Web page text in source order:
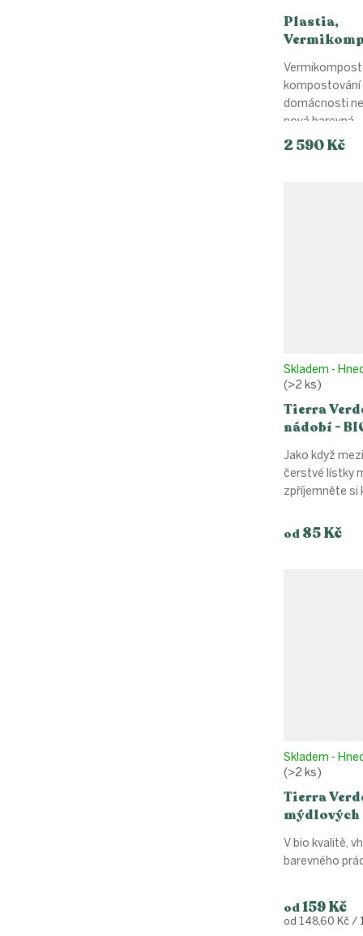
Plastia,
Urbalive -
kost
2 590 Kč
kompostování
domácnosti
nová barevná...
Tierra
nádobí -
Skladem -
(>2 ks)
od 85 Kč
Jako když
čerstvé lístky
zpříjemněte si
Tierra
mýdlových
Skladem -
(>2 ks)
od159 Kč
Měrná
od 148,60 Kč / 1
V bio kvalitě,
barevného